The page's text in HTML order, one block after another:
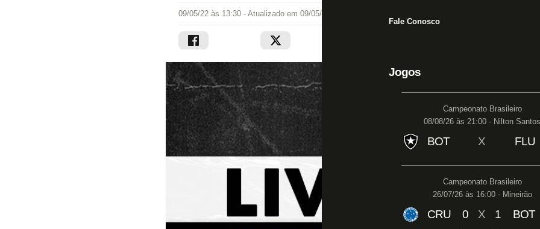
Fale Conosco
Jogos
Campeonato Brasileiro
08/08/26 às 21:00 - Nilton Santos
BOT X FLU
Campeonato Brasileiro
26/07/26 às 16:00 - Mineirão
CRU 0 X 1 BOT
09/05/22 às 13:30 - Atualizado em 09/05/22 às 13:31